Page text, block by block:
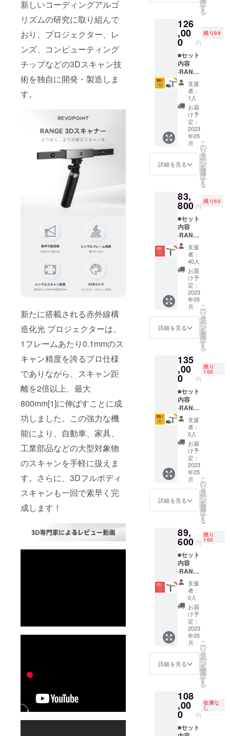
新しいコーディングアルゴ
リズムの研究に取り組んで
おり、プロジェクター、レ
ンズ、コンピューティング
チップなどの3Dスキャン技
術を独自に開発・製造しま
す。
新たに搭載される赤外線構
造化光 プロジェクターは、
1フレームあたり0.1mmのス
キャン精度を誇るプロ仕様
でありながら、スキャン距
離を2倍以上、最大
800mm[1]に伸ばすことに成
功しました。この強力な機
能により、自動車、家具、
工業部品などの大型対象物
のスキャンを手軽に扱えま
す。さらに、3Dフルボディ
スキャンも一回で素早く完
成します！
てきたハー
ドウェアデ
バイスと3D
イメージン
グ技術を統
合し、皆様
に最高の製
品をお届け
いたしま
リース
キット
x1
·Type-C
アダプ
ターx1
·USB
ケーブ
ル
（Micro
-B to
Type-
A）x1 ·
検査証
明書x1 ·
バッテ
リーハ
ンドル
x1 ·三脚
in-1
USB
ケーブ
ルx1 ·
マー
カーx1 ·
粘着
タック
x1 ·吸光
シート
択
す
る
126
,00
0 円
残り99
■セット
内容
·RANG
E 3Dス
キャ
ナーx1 ·
大型
ターン
テーブ
ルx1 ■
付属品 ·
スマー
トフォ
ンホル
ダーx1 ·
リース
キット
x1
·Type-C
アダプ
ターx1
·USB
ケーブ
（Micro
-B to
Type-
A）x1 ·
検査証
明書x1 ·
バッテ
リーハ
x1 ·三脚
ドx1 ·2-
in-1
USB
ケーブ
ルx1 ·
マー
カーx1 ·
粘着
タック
x1 ·吸光
シート
支援
者：
1人
お届
け予
定：
2023
年05
月
詳細を見る
こ
の
リ
タ
ー
ン
を
選
択
す
る
83,
800 円
残り60
■セット
内容
·RANG
E 3Dス
キャ
ナーx1
■付属品
·スマー
トフォ
ンホル
ダーx1 ·
クイッ
クリ
リース
キット
アダプ
ターx1
·USB
ケーブ
ル
（Micro
-B to
Type-
A）x1 ·
検査証
明書x1 ·
バッテ
リーハ
ンドル
x1 ·三脚
スタン
ドx1 ·2-
in-1
USB
マー
カーx1 ·
粘着
タック
x1 ·吸光
シート
x1
支援
者：
40人
お届
け予
定：
2023
年05
月
詳細を見る
こ
の
リ
タ
ー
ン
を
選
択
す
る
135
,00
0 円
残り
100
■セット
内容
·RANG
E 3Dス
キャ
ナーx1 ·
大型
ターン
テーブ
ルx1 ■
付属品 ·
スマー
トフォ
ンホル
ダーx1 ·
リース
キット
x1
·Type-C
アダプ
ターx1
·USB
ケーブ
（Micro
-B to
Type-
A）x1 ·
検査証
明書x1 ·
バッテ
リーハ
x1 ·三脚
ドx1 ·2-
in-1
USB
ケーブ
ルx1 ·
支援
者：
0人
お届
け予
定：
2023
年05
月
詳細を見る
こ
の
リ
タ
ー
ン
を
選
択
す
る
89,
600 円
残り
100
■セット
内容
·RANG
E 3Dス
キャ
ナーx1
■付属品
·スマー
トフォ
ンホル
ダーx1 ·
クイッ
クリ
リース
キット
アダプ
ターx1
·USB
ケーブ
ル
支援
者：
0人
お届
け予
定：
2023
年05
月
詳細を見る
こ
の
リ
タ
ー
ン
を
選
択
す
る
108
,00
0 円
在庫な
し
■セット